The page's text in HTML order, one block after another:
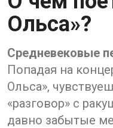
Ольса»?
Средневековые
Попадая на
Ольса»,
«разговор» с
давно забытые